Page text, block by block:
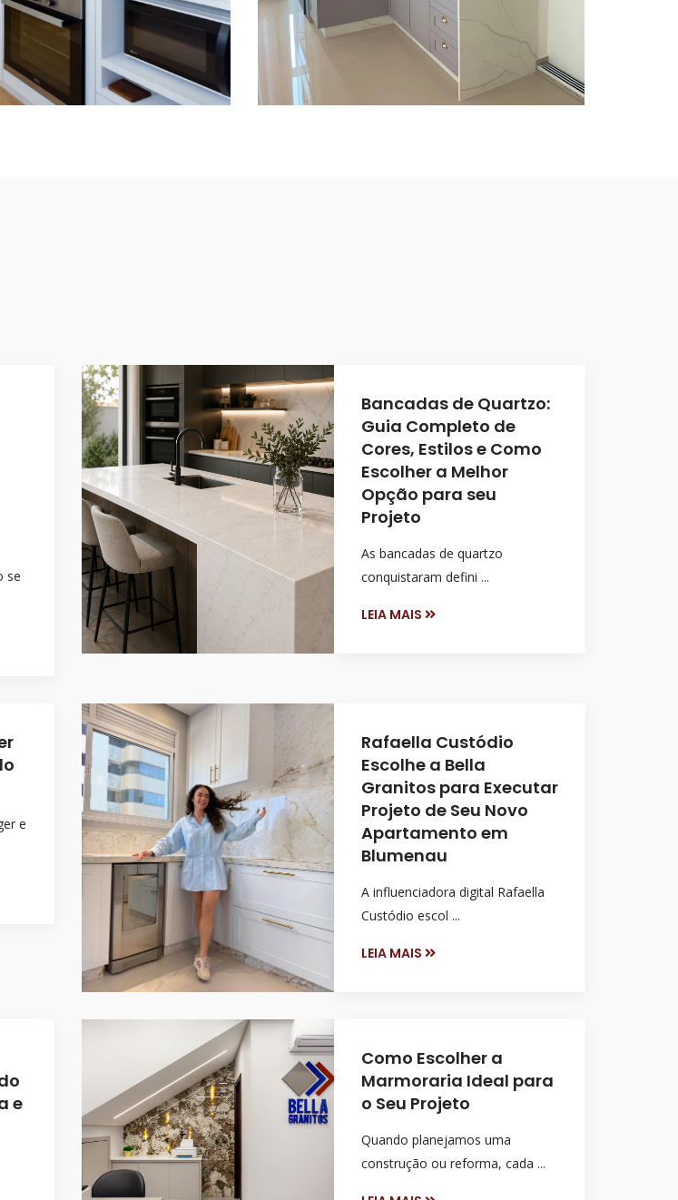
se
Bancadas de Quartzo:
Guia Completo de
Cores, Estilos e Como
Escolher a Melhor
Opção para seu
Projeto
As bancadas de quartzo
conquistaram defini ...
LEIA MAIS
e
Rafaella Custódio
Escolhe a Bella
Granitos para Executar
Projeto de Seu Novo
Apartamento em
Blumenau
A influenciadora digital Rafaella
Custódio escol ...
LEIA MAIS
e
Como Escolher a
Marmoraria Ideal para
o Seu Projeto
Quando planejamos uma
construção ou reforma, cada ...